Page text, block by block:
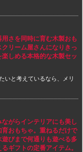
さを同時に育む木製おも
リーム屋さんになりきっ
しめる本格的な木製セッ
いと考えているなら、メリ
がらインテリアにも美し
おもちゃ。重ねるだけで
びまで何通りも遊べる多
ギフトの定番アイテム。